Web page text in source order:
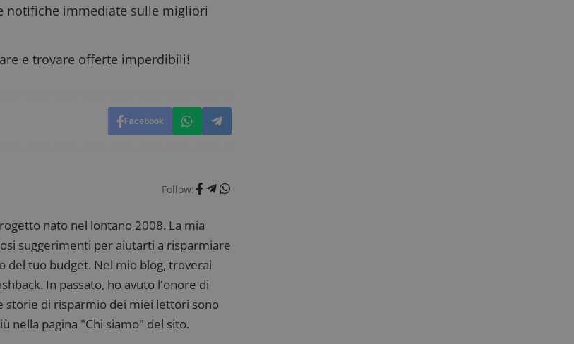
notifiche immediate sulle migliori
e trovare offerte imperdibili!
Facebook
Follow:
nato nel lontano 2008. La mia
suggerimenti per aiutarti a risparmiare
del tuo budget. Nel mio blog, troverai
In passato, ho avuto l'onore di
storie di risparmio dei miei lettori sono
nella pagina "Chi siamo" del sito.
secondi
Web a monitorare il comportamento dei visitatori e misurare le
prestazioni del sito. È un cookie di tipo pattern, in cui il prefisso
Questo cookie viene utilizzato per l'analisi interna dall'operatore
e l'interazione con il sito web, contribuendo a migliorare
l'esperienza dell'utente e analizzare le prestazioni del sito.